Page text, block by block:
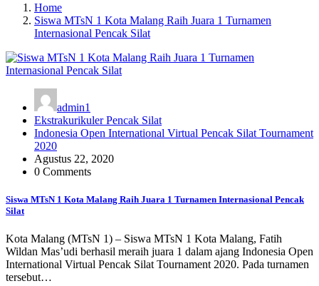
Home
Siswa MTsN 1 Kota Malang Raih Juara 1 Turnamen
Internasional Pencak Silat
admin1
Ekstrakurikuler Pencak Silat
Indonesia Open International Virtual Pencak Silat Tournament
2020
Agustus 22, 2020
0 Comments
Siswa MTsN 1 Kota Malang Raih Juara 1 Turnamen Internasional Pencak
Silat
Kota Malang (MTsN 1) – Siswa MTsN 1 Kota Malang, Fatih
Wildan Mas’udi berhasil meraih juara 1 dalam ajang Indonesia Open
International Virtual Pencak Silat Tournament 2020. Pada turnamen
tersebut…